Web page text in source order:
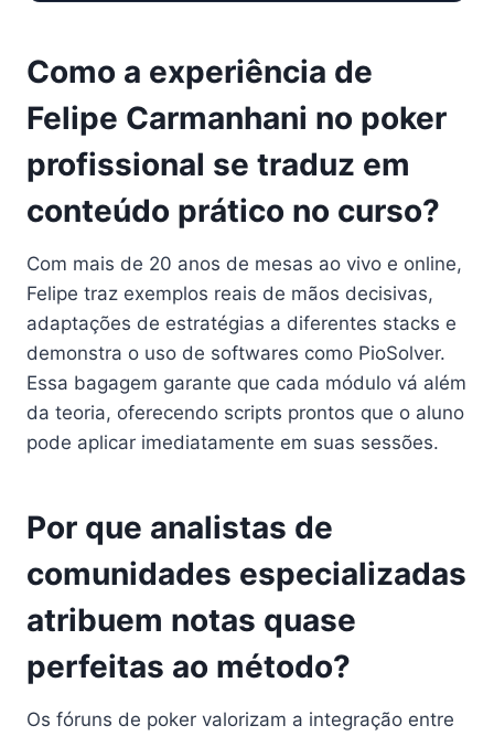
Como a experiência de
Felipe Carmanhani no poker
profissional se traduz em
conteúdo prático no curso?
Com mais de 20 anos de mesas ao vivo e online,
Felipe traz exemplos reais de mãos decisivas,
adaptações de estratégias a diferentes stacks e
demonstra o uso de softwares como PioSolver.
Essa bagagem garante que cada módulo vá além
da teoria, oferecendo scripts prontos que o aluno
pode aplicar imediatamente em suas sessões.
Por que analistas de
comunidades especializadas
atribuem notas quase
perfeitas ao método?
Os fóruns de poker valorizam a integração entre